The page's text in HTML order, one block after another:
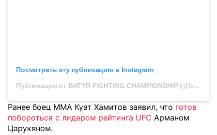
Посмотреть эту публикацию в Instagram
Публикация от BATYR FIGHTING CHAMPIONSHIP (@batyr_fighting)
Ранее боец MMA Куат Хамитов заявил, что готов
побороться с лидером рейтинга UFC Арманом
Царукяном.